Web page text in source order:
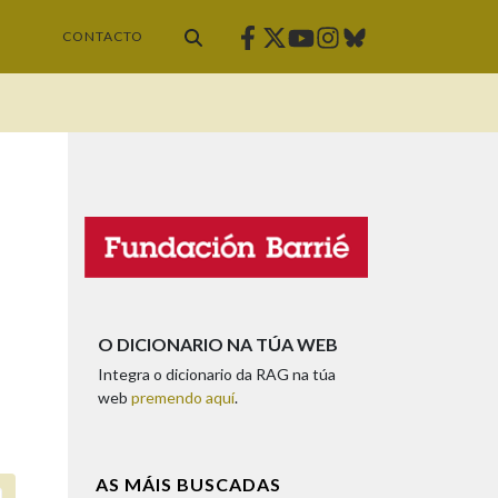
CONTACTO Facebook
Twitter
Youtube
Instagram
Bluesky
O DICIONARIO NA TÚA WEB
Integra o dicionario da RAG na túa
web premendo aquí.
AS MÁIS BUSCADAS